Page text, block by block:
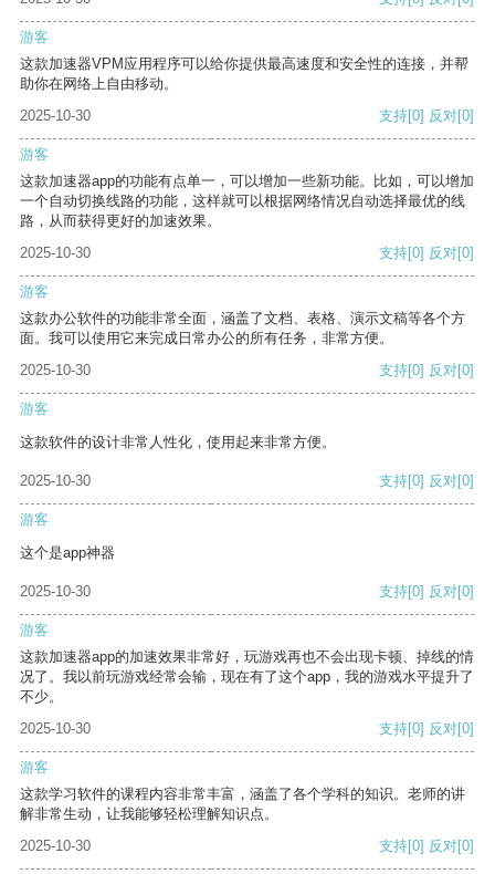
游客
这款加速器VPM应用程序可以给你提供最高速度和安全性的连接，并帮
助你在网络上自由移动。
2025-10-30
支持[0] 反对[0]
游客
这款加速器app的功能有点单一，可以增加一些新功能。比如，可以增加
一个自动切换线路的功能，这样就可以根据网络情况自动选择最优的线
路，从而获得更好的加速效果。
2025-10-30
支持[0] 反对[0]
游客
这款办公软件的功能非常全面，涵盖了文档、表格、演示文稿等各个方
面。我可以使用它来完成日常办公的所有任务，非常方便。
2025-10-30
支持[0] 反对[0]
游客
这款软件的设计非常人性化，使用起来非常方便。
2025-10-30 支持[0] 反对[0]
游客
这个是app神器
2025-10-30 支持[0] 反对[0]
游客
这款加速器app的加速效果非常好，玩游戏再也不会出现卡顿、掉线的情
况了。我以前玩游戏经常会输，现在有了这个app，我的游戏水平提升了
不少。
2025-10-30
支持[0] 反对[0]
游客
这款学习软件的课程内容非常丰富，涵盖了各个学科的知识。老师的讲
解非常生动，让我能够轻松理解知识点。
2025-10-30
支持[0] 反对[0]